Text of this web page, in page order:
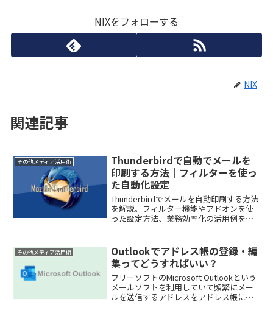
NIXをフォローする
NIX
関連記事
その他メディア活用術
Thunderbirdで自動でメールを
印刷する方法｜フィルターを使っ
た自動化設定
Thunderbirdでメールを自動印刷する方法
を解説。フィルター機能やアドオンを使
った設定方法、業務効率化の活用例を初
その他メディア活用術
Outlookでアドレス帳の登録・編
集ってどうすればいい？
フリーソフトのMicrosoft Outlookという
メールソフトを利用していて頻繁にメー
ルを送信するアドレスをアドレス帳に登